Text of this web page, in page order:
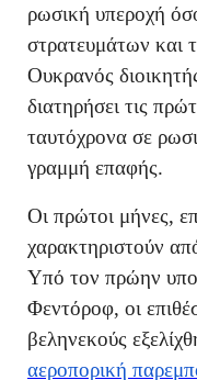
ρωσική υπεροχή
στρατευμάτων και
Ουκρανός
διατηρήσει τις
ταυτόχρονα σε
γραμμή επαφής.
Οι πρώτοι μήνες,
χαρακτηριστούν
Υπό τον πρώην
Φεντόροφ, οι
βεληνεκούς
αεροπορική